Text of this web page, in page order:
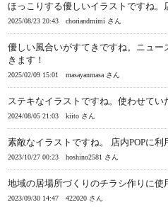
ほっこりする優しいイラストですね。
2025/08/23 20:43 choriandmimi さん
優しい風合いがすてきですね。ニュ
きます！
2025/02/09 15:01 masayanmasa さん
ステキなイラストですね。使わせてい
2024/08/05 21:03 kiito さん
素敵なイラストですね。 店内POPに
2023/10/27 00:23 hoshino2581 さん
地域の居場所づくりのチラシ作りに使
2023/09/30 14:47 422020 さん